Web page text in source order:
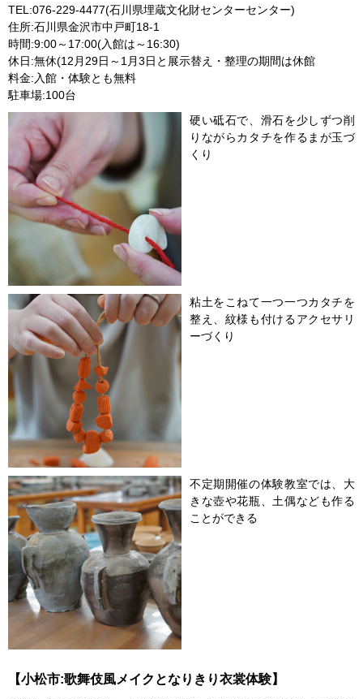
TEL:076-229-4477(石川県埋蔵文化財センターセンター)
住所:石川県金沢市中戸町18-1
時間:9:00～17:00(入館は～16:30)
休日:無休(12月29日～1月3日と展示替え・整理の期間は休館
料金:入館・体験とも無料
駐車場:100台
硬い砥石で、滑石を少しずつ削
りながらカタチを作るまが玉づ
くり
粘土をこねて一つ一つカタチを
整え、紋様も付けるアクセサリ
ーづくり
不定期開催の体験教室では、大
きな壺や花瓶、土偶なども作る
ことができる
【小松市:歌舞伎風メイクとなりきり衣裳体験】